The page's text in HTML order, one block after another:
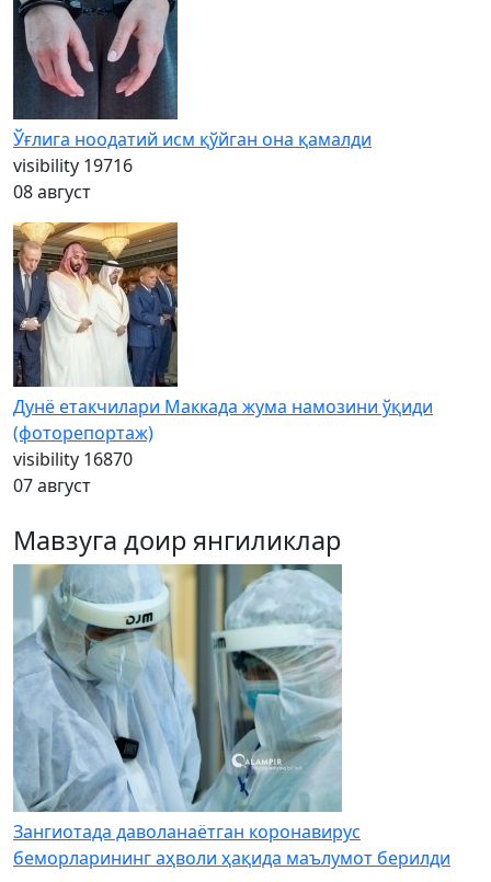
Ўғлига ноодатий исм қўйган она қамалди
visibility 19716
08 август
Дунё етакчилари Маккада жума намозини ўқиди
(фоторепортаж)
visibility 16870
07 август
Мавзуга доир янгиликлар
Зангиотада даволанаётган коронавирус
беморларининг аҳволи ҳақида маълумот берилди